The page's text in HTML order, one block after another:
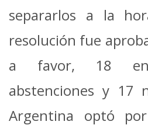
separarlos a la
resolución fue
a favor, 18
abstenciones y
Argentina optó